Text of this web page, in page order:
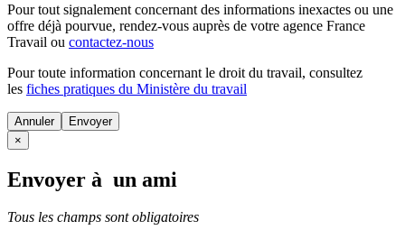
Pour tout signalement concernant des informations inexactes ou une
offre déjà pourvue, rendez-vous auprès de votre agence France
Travail ou contactez-nous
Pour toute information concernant le droit du travail, consultez
les fiches pratiques du Ministère du travail
Annuler
×
Envoyer à un ami
Tous les champs sont obligatoires